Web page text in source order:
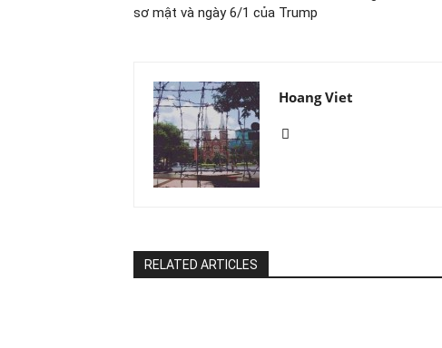
sơ mật và ngày 6/1 của Trump
Hoang Viet
RELATED ARTICLES